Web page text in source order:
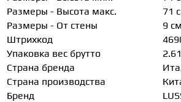
Размеры - Высота макс.
71
Размеры - От стены
9 см
Штрихкод
Упаковка вес брутто
Страна бренда
Страна производства
Бренд